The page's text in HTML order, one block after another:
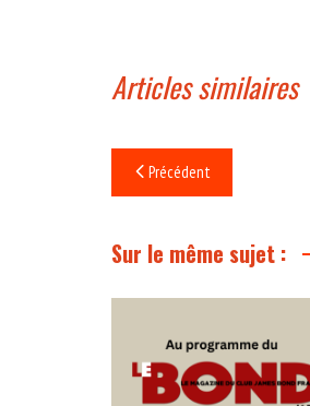
Articles similaires
Navigation
de
l’article
Précédent
Sur le même sujet :